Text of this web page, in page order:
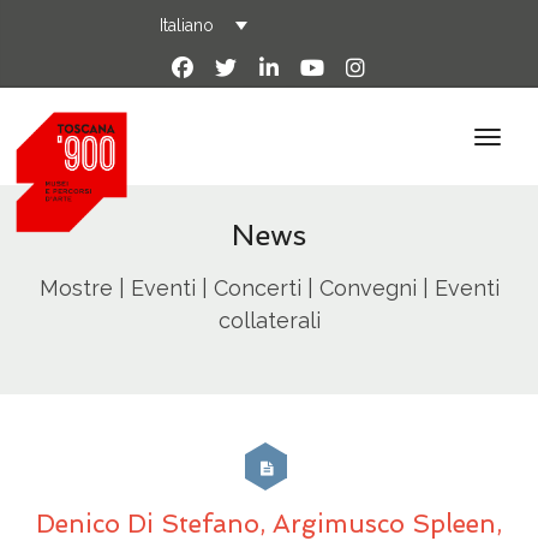
Italiano
News
Mostre | Eventi | Concerti | Convegni | Eventi
collaterali
Denico Di Stefano, Argimusco Spleen,